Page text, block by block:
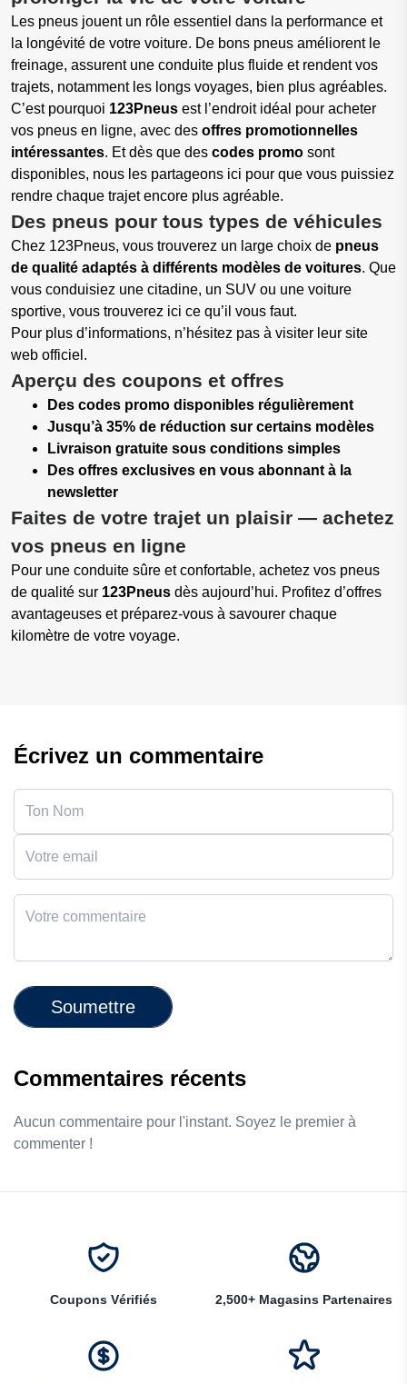
Les pneus jouent un rôle essentiel dans la performance et
la longévité de votre voiture. De bons pneus améliorent le
freinage, assurent une conduite plus fluide et rendent vos
trajets, notamment les longs voyages, bien plus agréables.
C’est pourquoi 123Pneus est l’endroit idéal pour acheter
vos pneus en ligne, avec des offres promotionnelles
intéressantes. Et dès que des codes promo sont
disponibles, nous les partageons ici pour que vous puissiez
rendre chaque trajet encore plus agréable.
Des pneus pour tous types de véhicules
Chez 123Pneus, vous trouverez un large choix de pneus
de qualité adaptés à différents modèles de voitures. Que
vous conduisiez une citadine, un SUV ou une voiture
sportive, vous trouverez ici ce qu’il vous faut.
Pour plus d’informations, n’hésitez pas à visiter leur site
web officiel.
Aperçu des coupons et offres
Des codes promo disponibles régulièrement
Jusqu’à 35% de réduction sur certains modèles
Livraison gratuite sous conditions simples
Des offres exclusives en vous abonnant à la
newsletter
Faites de votre trajet un plaisir — achetez
vos pneus en ligne
Pour une conduite sûre et confortable, achetez vos pneus
de qualité sur 123Pneus dès aujourd’hui. Profitez d’offres
avantageuses et préparez-vous à savourer chaque
kilomètre de votre voyage.
Écrivez un commentaire
Soumettre
Commentaires récents
Aucun commentaire pour l'instant. Soyez le premier à
commenter !
Coupons Vérifiés 2,500+ Magasins Partenaires